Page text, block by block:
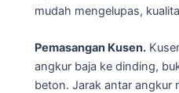
mudah mengelupas,
Pemasangan Kusen.
angkur baja ke dinding,
beton. Jarak antar angkur